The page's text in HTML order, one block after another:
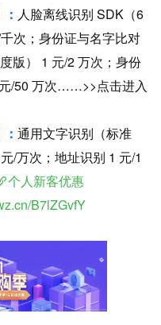
人脸离线识别 SDK（6
次；身份证与名字比对
版） 1 元/2 万次；身份
/50 万次……>>点击进入
通用文字识别（标准
/万次；地址识别 1 元/1
个人新客优惠
B7lZGvfY